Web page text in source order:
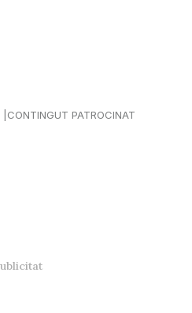
CONTINGUT PATROCINAT